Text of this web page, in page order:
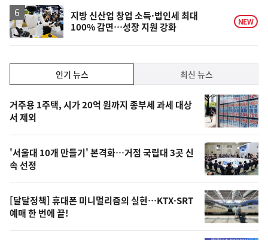
지방 신산업 창업 소득·법인세 최대
100% 감면…성장 지원 강화
NEW
기,
최
신,
오
늘
의
영
상
인기 뉴스 최신 뉴스
기
뉴
스
거주용 1주택, 시가 20억 원까지 종부세 과세 대상
서 제외
'서울대 10개 만들기' 본격화…거점 국립대 3곳 신
속 선정
[달달정책] 휴대폰 미니멀리즘의 실현…KTX·SRT
예매 한 번에 끝!